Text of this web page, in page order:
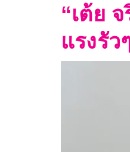
“เต้ย
แรงรัว